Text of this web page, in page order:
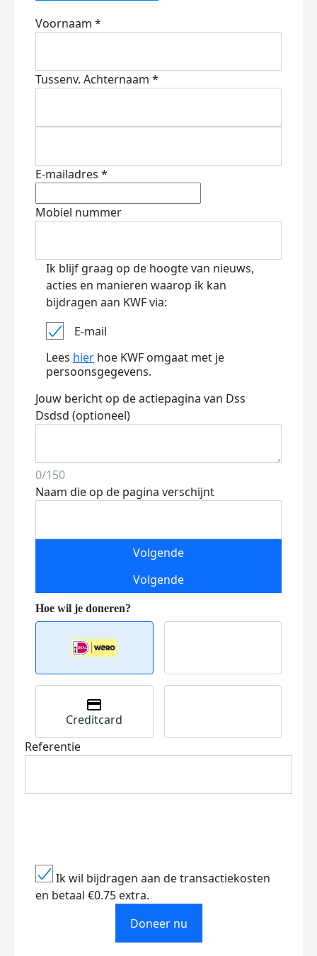
Voornaam *
Tussenv. Achternaam *
E-mailadres *
Mobiel nummer
Ik blijf graag op de hoogte van nieuws,
acties en manieren waarop ik kan
bijdragen aan KWF via:
E-mail
Lees hier hoe KWF omgaat met je
persoonsgegevens.
Jouw bericht op de actiepagina van Dss
Dsdsd (optioneel)
0/150
Naam die op de pagina verschijnt
Volgende
Volgende
Creditcard
Referentie
Ik wil bijdragen aan de transactiekosten
en betaal €0.75 extra.
Doneer nu